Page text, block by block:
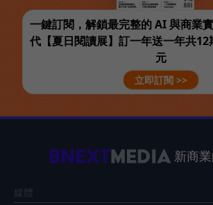
一鍵訂閱，解鎖最完整的 AI 與商業
代【夏日閱讀展】訂一年送一年共
元
立即訂閱 >>
新商
媒體